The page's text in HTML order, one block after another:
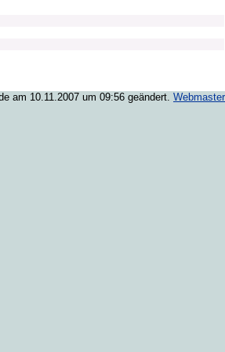
am 10.11.2007 um 09:56 geändert. Webmaster